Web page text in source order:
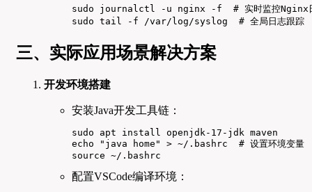
sudo journalctl -u nginx -f  # 实时监控Nginx
sudo tail -f /var/log/syslog  # 全局日志跟踪
三、实际应用场景解决方案
开发环境搭建
安装Java开发工具链：
sudo apt install openjdk-17-jdk maven
echo "java home" > ~/.bashrc  # 设置环境变量
source ~/.bashrc
配置VSCode编译环境：